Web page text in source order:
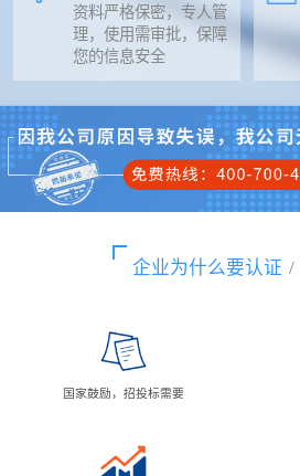
资料严格保密，专人管
理，使用需审批，保障
您的信息安全
企业为什么要认证 /
国家鼓励，招投标需要